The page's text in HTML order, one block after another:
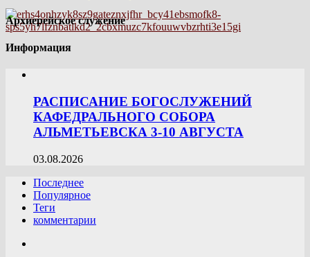
Архиерейское служение
Информация
РАСПИСАНИЕ БОГОСЛУЖЕНИЙ
КАФЕДРАЛЬНОГО СОБОРА
АЛЬМЕТЬЕВСКА 3-10 АВГУСТА
03.08.2026
Последнее
Популярное
Теги
комментарии